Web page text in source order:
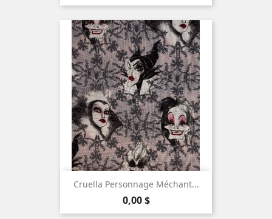
Cruella Personnage Méchant...
Prix
0,00 $